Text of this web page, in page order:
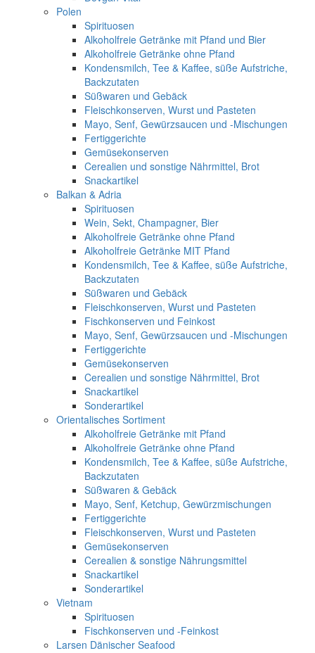
Polen
Spirituosen
Alkoholfreie Getränke mit Pfand und Bier
Alkoholfreie Getränke ohne Pfand
Kondensmilch, Tee & Kaffee, süße Aufstriche,
Backzutaten
Süßwaren und Gebäck
Fleischkonserven, Wurst und Pasteten
Mayo, Senf, Gewürzsaucen und -Mischungen
Fertiggerichte
Gemüsekonserven
Cerealien und sonstige Nährmittel, Brot
Snackartikel
Balkan & Adria
Spirituosen
Wein, Sekt, Champagner, Bier
Alkoholfreie Getränke ohne Pfand
Alkoholfreie Getränke MIT Pfand
Kondensmilch, Tee & Kaffee, süße Aufstriche,
Backzutaten
Süßwaren und Gebäck
Fleischkonserven, Wurst und Pasteten
Fischkonserven und Feinkost
Mayo, Senf, Gewürzsaucen und -Mischungen
Fertiggerichte
Gemüsekonserven
Cerealien und sonstige Nährmittel, Brot
Snackartikel
Sonderartikel
Orientalisches Sortiment
Alkoholfreie Getränke mit Pfand
Alkoholfreie Getränke ohne Pfand
Kondensmilch, Tee & Kaffee, süße Aufstriche,
Backzutaten
Süßwaren & Gebäck
Mayo, Senf, Ketchup, Gewürzmischungen
Fertiggerichte
Fleischkonserven, Wurst und Pasteten
Gemüsekonserven
Cerealien & sonstige Nährungsmittel
Snackartikel
Sonderartikel
Vietnam
Spirituosen
Fischkonserven und -Feinkost
Larsen Dänischer Seafood